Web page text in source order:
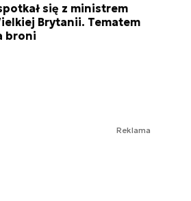
się z ministrem
Brytanii. Tematem
broni
Reklama